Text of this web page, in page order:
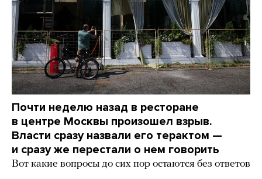
Почти неделю назад в ресторане
в центре Москвы произошел взрыв.
Власти сразу назвали его терактом —
и сразу же перестали о нем говорить
Вот какие вопросы до сих пор остаются без ответов